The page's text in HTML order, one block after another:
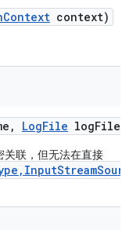
Context context)
, LogFile logFile)
关联，但无法在直接